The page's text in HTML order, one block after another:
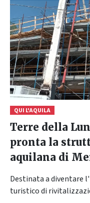
QUI L'AQUILA
Terre della
pronta la
aquilana di
Destinata a diventare
turistico di